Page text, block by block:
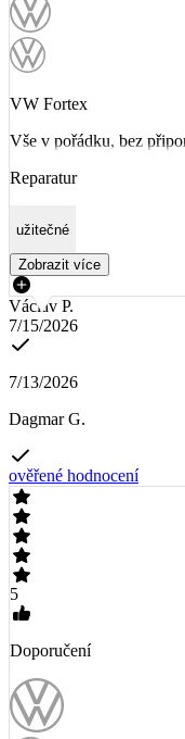
VW Fortex
Vše v pořádku, bez
Reparatur
užitečné
Zobrazit více
Václav P.
7/15/2026
7/13/2026
Dagmar G.
ověřené hodnocení
5
Doporučení